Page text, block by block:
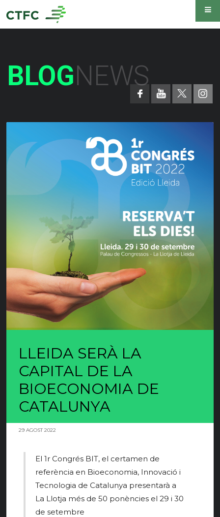
BLOGNEWS
LLEIDA SERÀ LA
CAPITAL DE LA
BIOECONOMIA DE
CATALUNYA
29 AGOST 2022
El 1r Congrés BIT, el certamen de
referència en Bioeconomia, Innovació i
Tecnologia de Catalunya presentarà a
La Llotja més de 50 ponències el 29 i 30
de setembre